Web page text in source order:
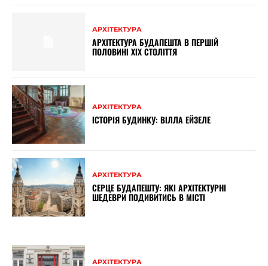
АРХІТЕКТУРА
АРХІТЕКТУРА БУДАПЕШТА В ПЕРШІЙ
ПОЛОВИНІ ХІХ СТОЛІТТЯ
АРХІТЕКТУРА
ІСТОРІЯ БУДИНКУ: ВІЛЛА ЕЙЗЕЛЕ
АРХІТЕКТУРА
СЕРЦЕ БУДАПЕШТУ: ЯКІ АРХІТЕКТУРНІ
ШЕДЕВРИ ПОДИВИТИСЬ В МІСТІ
АРХІТЕКТУРА